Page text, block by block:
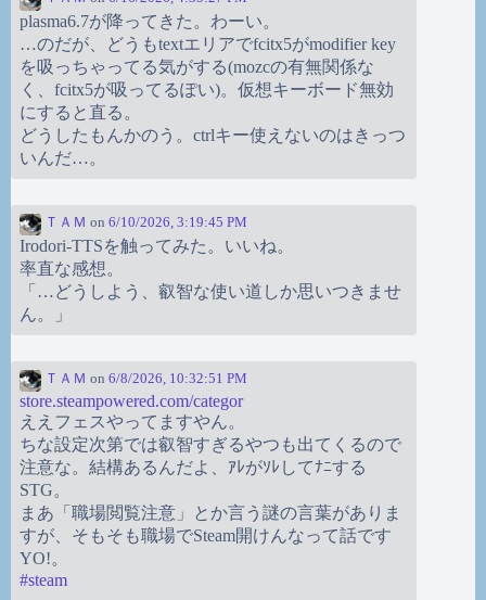
plasma6.7が降ってきた。わーい。
…のだが、どうもtextエリアでfcitx5がmodifier key
を吸っちゃってる気がする(mozcの有無関係な
く、fcitx5が吸ってるぽい)。仮想キーボード無効
にすると直る。
どうしたもんかのう。ctrlキー使えないのはきっつ
いんだ…。
ＴＡＭ on 6/10/2026, 3:19:45 PM
Irodori-TTSを触ってみた。いいね。
率直な感想。
「…どうしよう、叡智な使い道しか思いつきませ
ん。」
ＴＡＭ on 6/8/2026, 10:32:51 PM
store.steampowered.com/categor
ええフェスやってますやん。
ちな設定次第では叡智すぎるやつも出てくるので
注意な。結構あるんだよ、ｱﾚがｿﾚしてﾅﾆする
STG。
まあ「職場閲覧注意」とか言う謎の言葉がありま
すが、そもそも職場でSteam開けんなって話です
YO!。
#steam